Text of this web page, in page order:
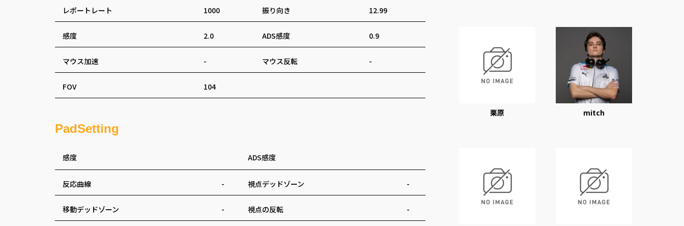
レポートレート 1000 振り向き 12.99
感度 2.0 ADS感度 0.9
マウス加速 - マウス反転 -
FOV 104
PadSetting
感度 ADS感度
反応曲線 - 視点デッドゾーン -
移動デッドゾーン - 視点の反転 -
栗原 mitch